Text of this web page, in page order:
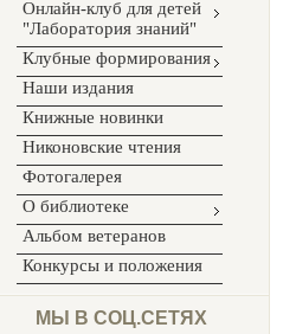
Онлайн-клуб для детей
"Лаборатория знаний"
Клубные формирования
Наши издания
Книжные новинки
Никоновские чтения
Фотогалерея
О библиотеке
Альбом ветеранов
Конкурсы и положения
МЫ В СОЦ.СЕТЯХ